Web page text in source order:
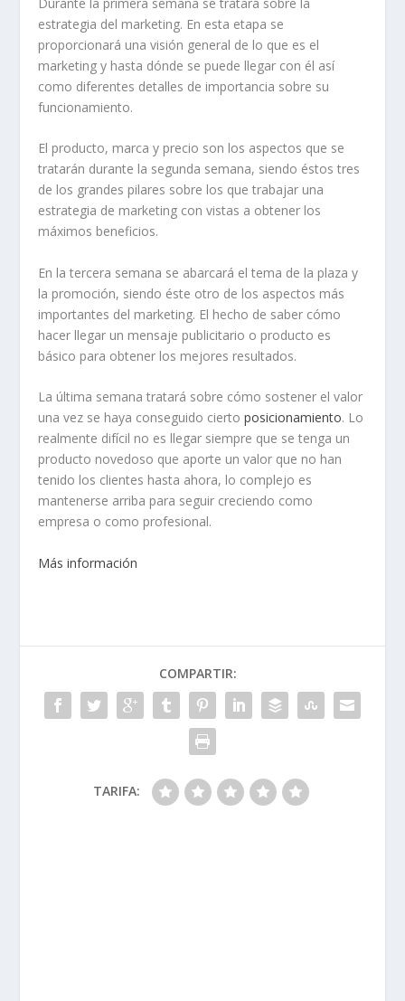
estrategia del marketing. En esta etapa se
proporcionará una visión general de lo que es el
marketing y hasta dónde se puede llegar con él así
como diferentes detalles de importancia sobre su
funcionamiento.
El producto, marca y precio son los aspectos que se
tratarán durante la segunda semana, siendo éstos tres
de los grandes pilares sobre los que trabajar una
estrategia de marketing con vistas a obtener los
máximos beneficios.
En la tercera semana se abarcará el tema de la plaza y
la promoción, siendo éste otro de los aspectos más
importantes del marketing. El hecho de saber cómo
hacer llegar un mensaje publicitario o producto es
básico para obtener los mejores resultados.
La última semana tratará sobre cómo sostener el valor
una vez se haya conseguido ciertoposicionamiento. Lo
realmente difícil no es llegar siempre que se tenga un
producto novedoso que aporte un valor que no han
tenido los clientes hasta ahora, lo complejo es
mantenerse arriba para seguir creciendo como
empresa o como profesional.
Más información
COMPARTIR:
TARIFA: